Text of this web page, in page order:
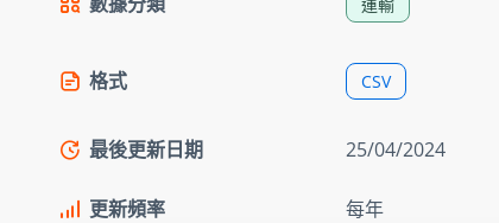
格式 CSV
最後更新日期 25/04/2024
更新頻率 每年